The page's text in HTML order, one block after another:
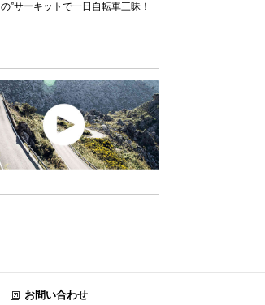
の”サーキットで一日自転車三昧！
お問い合わせ